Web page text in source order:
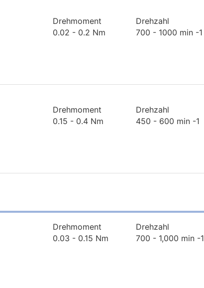
Drehmoment
0.02 - 0.2 Nm
Drehzahl
700 - 1000 min -1
Drehmoment
0.15 - 0.4 Nm
Drehzahl
450 - 600 min -1
Drehmoment
0.03 - 0.15 Nm
Drehzahl
700 - 1,000 min -1